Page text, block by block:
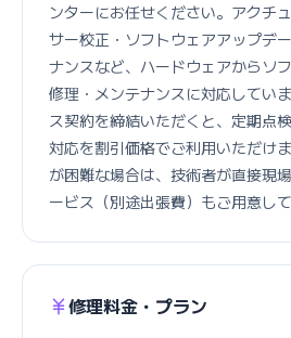
ンターにお任せください。アクチ
サー校正・ソフトウェアアップデ
ナンスなど、ハードウェアからソ
修理・メンテナンスに対応してい
ス契約を締結いただくと、定期点
対応を割引価格でご利用いただけ
が困難な場合は、技術者が直接現
ービス（別途出張費）もご用意して
修理料金・プラン